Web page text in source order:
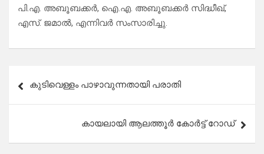
പി.എ. അബൂബക്കർ, ഐ.എ. അബൂബക്കർ സിദ്ധീഖ്,
എസ്. ജമാൽ, എന്നിവർ സംസാരിച്ചു.
navigation
കുടിവെള്ളം പാഴാവുന്നതായി പരാതി
കായലായി ആലത്തൂർ കോർട്ട് റോഡ്